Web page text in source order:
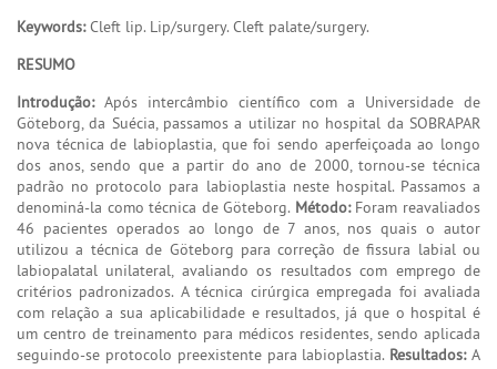
Keywords:Cleft lip. Lip/surgery. Cleft palate/surgery.
RESUMO
Introdução:Após intercâmbio científico com a Universidade de
Göteborg, da Suécia, passamos a utilizar no hospital da SOBRAPAR
nova técnica de labioplastia, que foi sendo aperfeiçoada ao longo
dos anos, sendo que a partir do ano de 2000, tornou-se técnica
padrão no protocolo para labioplastia neste hospital. Passamos a
denominá-la como técnica de Göteborg. Método:Foram reavaliados
46 pacientes operados ao longo de 7 anos, nos quais o autor
utilizou a técnica de Göteborg para correção de fissura labial ou
labiopalatal unilateral, avaliando os resultados com emprego de
critérios padronizados. A técnica cirúrgica empregada foi avaliada
com relação a sua aplicabilidade e resultados, já que o hospital é
um centro de treinamento para médicos residentes, sendo aplicada
seguindo-se protocolo preexistente para labioplastia. Resultados:A